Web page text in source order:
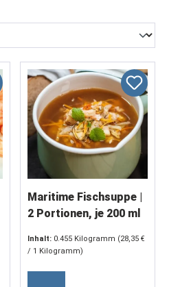
Maritime Fischsuppe |
2 Portionen, je 200 ml
Inhalt: 0.455 Kilogramm (28,35 €
/ 1 Kilogramm)